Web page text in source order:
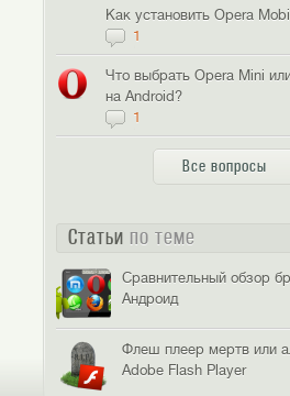
Как установить Opera
1
Что выбрать Opera Mini
на Android?
1
Все вопросы
Статьи по теме
Cравнительный обзор
Андроид
Флеш плеер мертв или
Adobe Flash Player